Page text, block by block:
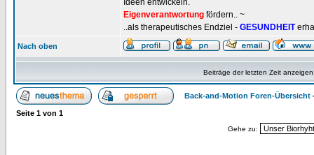
Ideen entwickeln.
Eigenverantwortung fördern.. ~
..als therapeutisches Endziel - GESUNDHEIT
Nach oben
Beiträge der letzten Zeit
Back-and-Motion Foren-Übersicht
Seite 1 von 1
Gehe zu: